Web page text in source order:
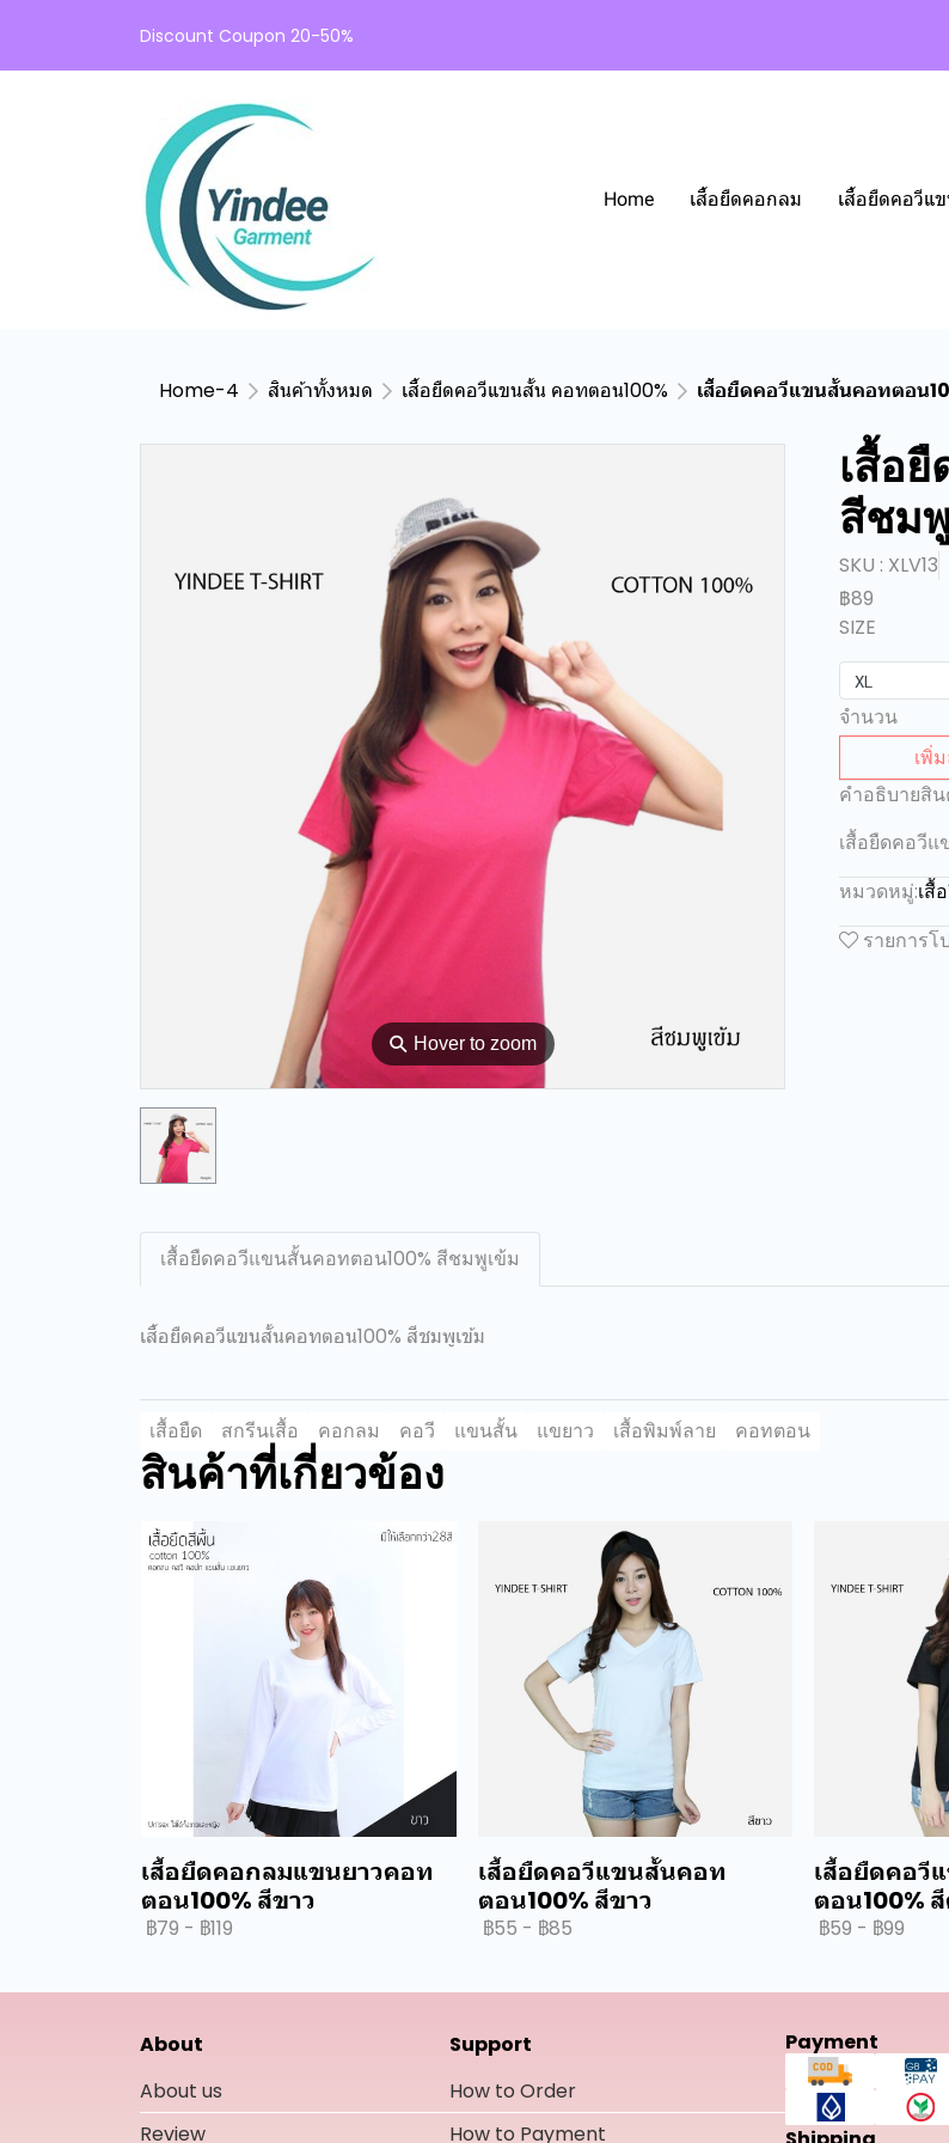
Discount Coupon 20-50%
Home เสื้อยืดคอกลม เสื้อยืดคอวีแ
Home-4 สินค้าทั้งหมด เสื้อยืดคอวีแขนสั้น คอทตอน100% เสื้อยืดคอวีแขนสั้นคอทตอน
⚲ Hover to zoom
เสื้อ
สีชม
SKU : XLV13
฿89
SIZE
XL
จำนวน
เพิ่
คำอธิบายสิ
เสื้อยืดคอวี
หมวดหมู่:เสื้
รายการโ
เสื้อยืดคอวีแขนสั้นคอทตอน100% สีชมพูเข้ม
เสื้อยืดคอวีแขนสั้นคอทตอน100% สีชมพูเข้ม
เสื้อยืด สกรีนเสื้อ คอกลม คอวี แขนสั้น แขยาว เสื้อพิมพ์ลาย คอทตอน
สินค้าที่เกี่ยวข้อง
เสื้อยืดคอกลมแขนยาวคอท
ตอน100% สีขาว
฿79 - ฿119
เสื้อยืดคอวีแขนสั้นคอท
ตอน100% สีขาว
฿55 - ฿85
เสื้อยืดคอวี
ตอน100%
฿59 - ฿99
About
About us
Review
Support
How to Order
How to Payment
Payment